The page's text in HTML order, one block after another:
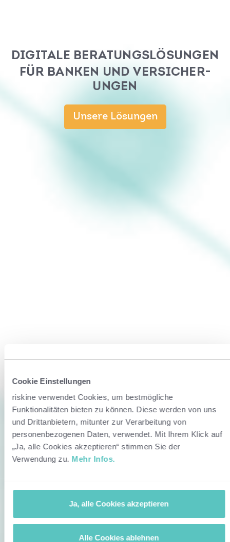
Cookie Einstellungen
riskine verwendet Cookies, um bestmögliche
Funktionalitäten bieten zu können. Diese werden von uns
und Drittanbietern, mitunter zur Verarbeitung von
personenbezogenen Daten, verwendet. Mit Ihrem Klick auf
„Ja, alle Cookies akzeptieren“ stimmen Sie der
Verwendung zu. Mehr Infos.
Ja, alle Cookies akzeptieren
Alle Cookies ablehnen
DIGITALE BERATUNGS­LÖSUNGEN
FÜR BANKEN UND VERSICHER­
UNGEN
Unsere Lösungen